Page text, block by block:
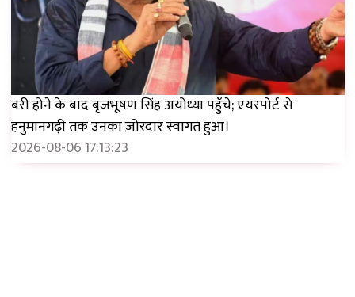
बरी होने के बाद बृजभूषण सिंह अयोध्या पहुँचे; एयरपोर्ट से
हनुमानगढ़ी तक उनका ज़ोरदार स्वागत हुआ।
2026-08-06 17:13:23